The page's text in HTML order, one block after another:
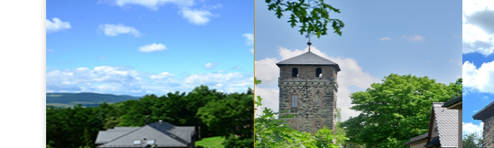
HOTEL RESTAURANT